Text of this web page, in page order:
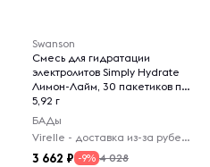
Swanson
Смесь для гидратации
электролитов Simply Hydrate
Лимон-Лайм, 30 пакетиков по
5,92 г
БАДы
Virelle - доставка из-за рубежа
3 662 -9% 4 028